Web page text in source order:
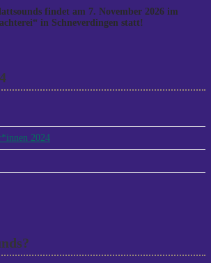
findet am 7. November 2026 im
in Schneverdingen statt!
2024